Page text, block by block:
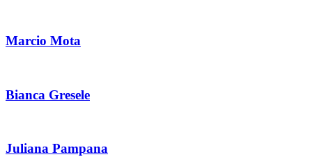
Marcio Mota
Bianca Gresele
Juliana Pampana